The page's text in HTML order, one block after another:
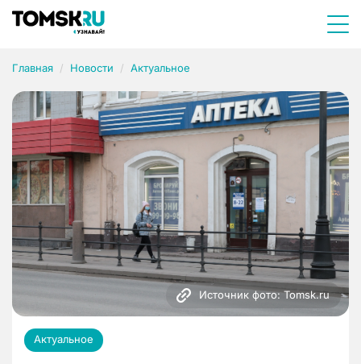
Главная Новости Актуальное
Источник фото: Tomsk.ru
Актуальное